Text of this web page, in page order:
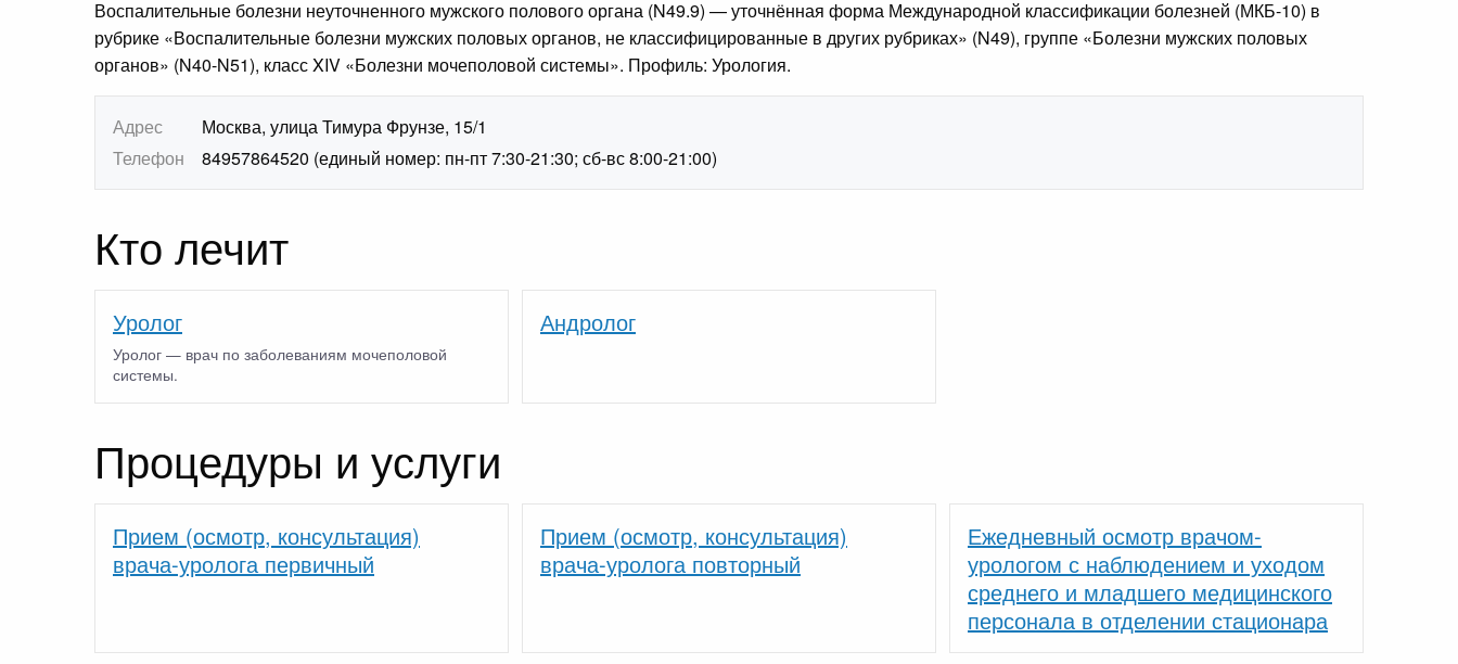
Воспалительные болезни неуточненного мужского полового органа (N49.9) — уточнённая форма Международной классификации болезней (МКБ-10) в
рубрике «Воспалительные болезни мужских половых органов, не классифицированные в других рубриках» (N49), группе «Болезни мужских половых
органов» (N40-N51), класс XIV «Болезни мочеполовой системы». Профиль: Урология.
Адрес
Москва, улица Тимура Фрунзе, 15/1
Телефон
84957864520 (единый номер: пн-пт 7:30-21:30; сб-вс 8:00-21:00)
Кто лечит
Уролог
Уролог — врач по заболеваниям мочеполовой
системы.
Андролог
Процедуры и услуги
Прием (осмотр, консультация)
врача-уролога первичный
Прием (осмотр, консультация)
врача-уролога повторный
Ежедневный осмотр врачом-
урологом с наблюдением и уходом
среднего и младшего медицинского
персонала в отделении стационара